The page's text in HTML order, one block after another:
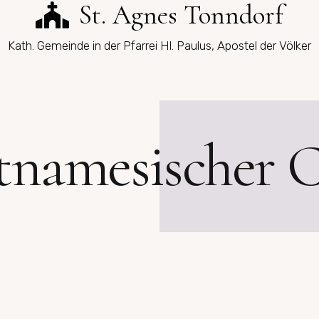
St. Agnes Tonndorf
Kath. Gemeinde in der Pfarrei Hl. Paulus, Apostel der Völker